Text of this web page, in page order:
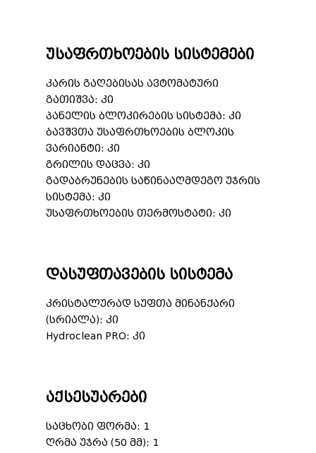
უსაფრთხოების სისტემები
კარის გაღებისას ავტომატური
გათიშვა: კი
პანელის ბლოკირების სისტემა: კი
ბავშვთა უსაფრთხოების ბლოკის
ვარიანტი: კი
გრილის დაცვა: კი
გადაბრუნების საწინააღმდეგო უჯრის
სისტემა: კი
უსაფრთხოების თერმოსტატი: კი
დასუფთავების სისტემა
კრისტალურად სუფთა მინანქარი
(სრიალა): კი
Hydroclean PRO: კი
აქსესუარები
საცხობი ფორმა: 1
ღრმა უჯრა (50 მმ): 1